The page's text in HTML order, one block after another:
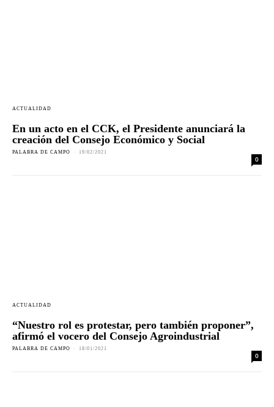
ACTUALIDAD
En un acto en el CCK, el Presidente anunciará la
creación del Consejo Económico y Social
PALABRA DE CAMPO - 19/02/2021
0
ACTUALIDAD
“Nuestro rol es protestar, pero también proponer”,
afirmó el vocero del Consejo Agroindustrial
PALABRA DE CAMPO - 18/01/2021
0